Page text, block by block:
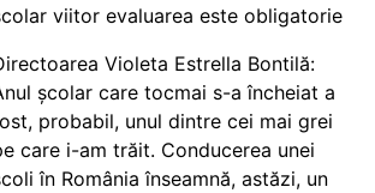
viitor evaluarea este obligatorie
Violeta Estrella Bontilă:
școlar care tocmai s-a încheiat a
probabil, unul dintre cei mai grei
care i-am trăit. Conducerea unei
în România înseamnă, astăzi, un